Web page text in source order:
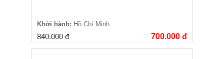
Khởi hành: Hồ Chí Minh
840.000 đ 700.000 đ